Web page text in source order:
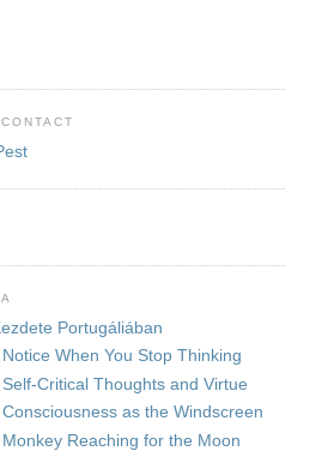
Portugáliában
When You Stop Thinking
Critical Thoughts and Virtue
as the Windscreen
Reaching for the Moon